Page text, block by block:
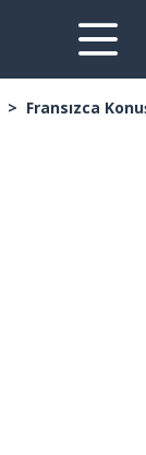
Fransızca